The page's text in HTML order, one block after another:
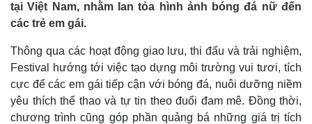
tại Việt Nam, nhằm lan tỏa hình ảnh bóng đá nữ đến
các trẻ em gái.
Thông qua các hoạt động giao lưu, thi đấu và trải nghiệm,
Festival hướng tới việc tạo dựng môi trường vui tươi, tích
cực để các em gái tiếp cận với bóng đá, nuôi dưỡng niềm
yêu thích thể thao và tự tin theo đuổi đam mê. Đồng thời,
chương trình cũng góp phần quảng bá những giá trị tích